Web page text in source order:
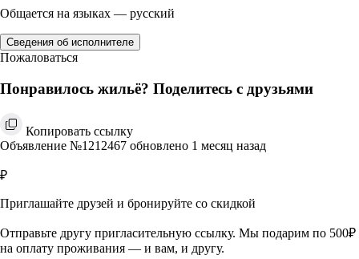
Общается на языках — русский
Сведения об исполнителе
Пожаловаться
Понравилось жильё? Поделитесь с друзьями
Копировать ссылку
Объявление №1212467 обновлено 1 месяц назад
₽
Приглашайте друзей и бронируйте со скидкой
Отправьте другу пригласительную ссылку. Мы подарим по 500₽
на оплату проживания — и вам, и другу.